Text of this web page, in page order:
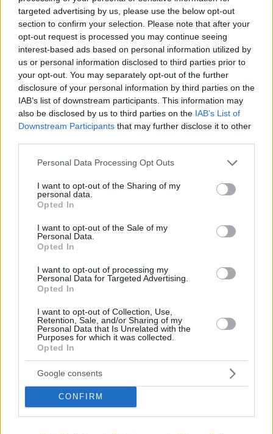
targeted advertising by us, please use the below opt-out
section to confirm your selection. Please note that after your
opt-out request is processed you may continue seeing
interest-based ads based on personal information utilized by
us or personal information disclosed to third parties prior to
your opt-out. You may separately opt-out of the further
disclosure of your personal information by third parties on the
IAB’s list of downstream participants. This information may
also be disclosed by us to third parties on the IAB’s List of
Downstream Participants that may further disclose it to other
Please note that this website/app uses one or more Google
not limited to your visit or usage behaviour. You may click to
grant or deny consent to Google and its third-party tags to
use your data for below specified purposes in below Google
consent section.
Personal Data Processing Opt Outs
I want to opt-out of the Sharing of my
personal data.
Opted In
I want to opt-out of the Sale of my
Personal Data.
Opted In
I want to opt-out of processing my
Personal Data for Targeted Advertising.
Opted In
I want to opt-out of Collection, Use,
Retention, Sale, and/or Sharing of my
Personal Data that Is Unrelated with the
Purposes for which it was collected.
Opted In
Google consents
CONFIRM
New York serve tra i 2.500 e i 3.000 ospiti al giorno, il che si
traduce in oltre 1 milione di ospiti all’anno Questa sfida senza
precedenti richiede un’enorme quantità di organizzazione Il
team di CER Ltd, parte del Gruppo Eventrend, che gestisce il
compito con la massima professionalità.